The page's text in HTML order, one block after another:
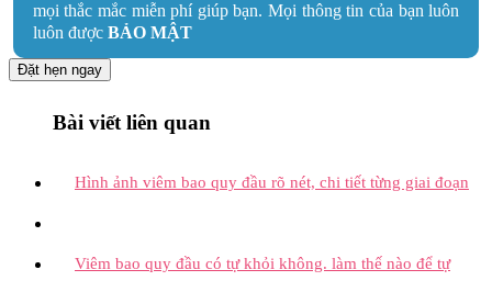
mọi thắc mắc miễn phí giúp bạn. Mọi thông tin của bạn luôn
luôn được BẢO MẬT
Đặt hẹn ngay
Bài viết liên quan
Hình ảnh viêm bao quy đầu rõ nét, chi tiết từng giai đoạn
Viêm bao quy đầu có tự khỏi không. làm thế nào để tự